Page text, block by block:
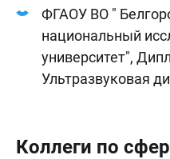
ФГАОУ ВО "
национальный
университет",
Ультразвуковая
Коллеги по